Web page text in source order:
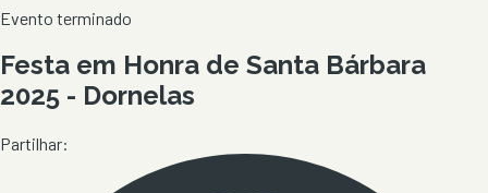
Evento terminado
Festa em Honra de Santa Bárbara
2025 - Dornelas
Partilhar: